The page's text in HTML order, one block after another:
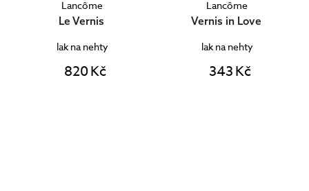
Lancôme
Le Vernis
lak na nehty
820 Kč
Lancôme
Vernis in Love
lak na nehty
343 Kč